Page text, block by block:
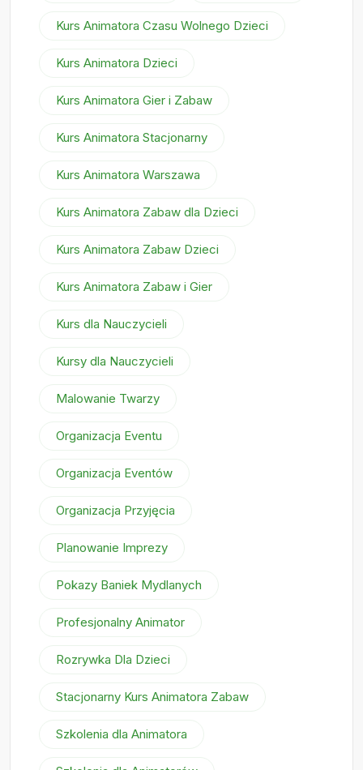
Kurs Animatora Czasu Wolnego Dzieci
Kurs Animatora Dzieci
Kurs Animatora Gier i Zabaw
Kurs Animatora Stacjonarny
Kurs Animatora Warszawa
Kurs Animatora Zabaw dla Dzieci
Kurs Animatora Zabaw Dzieci
Kurs Animatora Zabaw i Gier
Kurs dla Nauczycieli
Kursy dla Nauczycieli
Malowanie Twarzy
Organizacja Eventu
Organizacja Eventów
Organizacja Przyjęcia
Planowanie Imprezy
Pokazy Baniek Mydlanych
Profesjonalny Animator
Rozrywka Dla Dzieci
Stacjonarny Kurs Animatora Zabaw
Szkolenia dla Animatora